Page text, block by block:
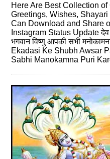
Here Are Best Collection
Greetings, Wishes,
Can Download and Share
Instagram Status Update
भगवान विष्णु आपकी सभी
Ekadasi Ke Shubh Awsar
Sabhi Manokamna Puri